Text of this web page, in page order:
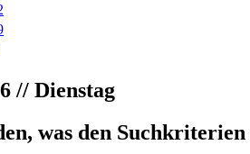
// Dienstag
was den